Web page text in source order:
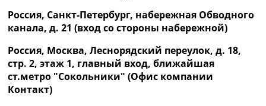
Россия, Санкт-Петербург, набережная Обводного
канала, д. 21 (вход со стороны набережной)
Россия, Москва, Леснорядский переулок, д. 18,
стр. 2, этаж 1, главный вход, ближайшая
ст.метро "Сокольники" (Офис компании
Контакт)